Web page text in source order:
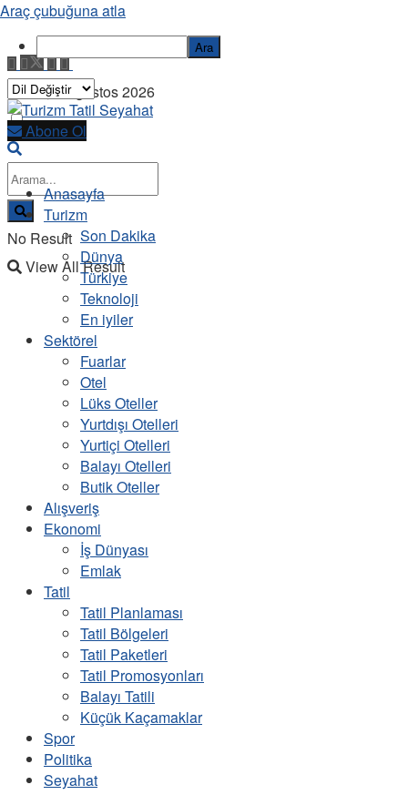
Cuma, 7 Ağustos 2026
No Result
View All Result
Abone Ol
Anasayfa
Turizm
Son Dakika
Dünya
Türkiye
Teknoloji
En iyiler
Sektörel
Fuarlar
Otel
Lüks Oteller
Yurtdışı Otelleri
Yurtiçi Otelleri
Balayı Otelleri
Butik Oteller
Alışveriş
Ekonomi
İş Dünyası
Emlak
Tatil
Tatil Planlaması
Tatil Bölgeleri
Tatil Paketleri
Tatil Promosyonları
Balayı Tatili
Küçük Kaçamaklar
Spor
Politika
Seyahat
Araç çubuğuna atla
Ara